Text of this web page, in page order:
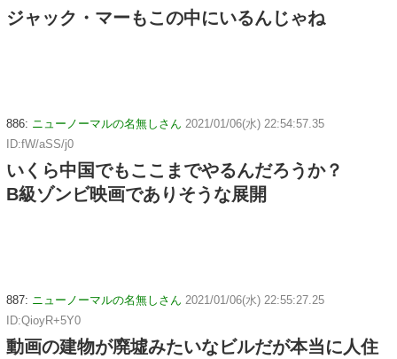
ジャック・マーもこの中にいるんじゃね
886: ニューノーマルの名無しさん 2021/01/06(水) 22:54:57.35
ID:fW/aSS/j0
いくら中国でもここまでやるんだろうか？
B級ゾンビ映画でありそうな展開
887: ニューノーマルの名無しさん 2021/01/06(水) 22:55:27.25
ID:QioyR+5Y0
動画の建物が廃墟みたいなビルだが本当に人住